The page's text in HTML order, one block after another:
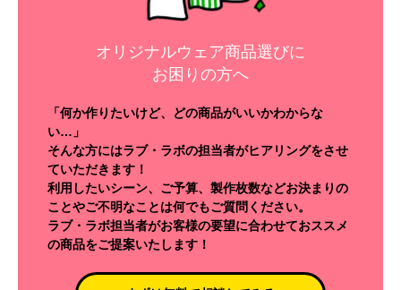
オリジナルウェア商品選びに
お困りの方へ
「何か作りたいけど、どの商品がいいかわからな
い…」
そんな方にはラブ・ラボの担当者がヒアリングをさせ
ていただきます！
利用したいシーン、ご予算、製作枚数などお決まりの
ことやご不明なことは何でもご質問ください。
ラブ・ラボ担当者がお客様の要望に合わせておススメ
の商品をご提案いたします！